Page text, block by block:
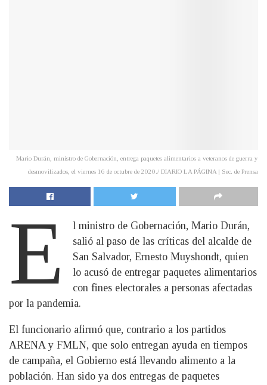
Mario Durán, ministro de Gobernación, entrega paquetes alimentarios a veteranos de guerra y
desmovilizados, el viernes 16 de octubre de 2020./ DIARIO LA PÁGINA | Sec. de Prensa
E
l ministro de Gobernación, Mario Durán,
salió al paso de las críticas del alcalde de
San Salvador, Ernesto Muyshondt, quien
lo acusó de entregar paquetes alimentarios
con fines electorales a personas afectadas
por la pandemia.
El funcionario afirmó que, contrario a los partidos
ARENA y FMLN, que solo entregan ayuda en tiempos
de campaña, el Gobierno está llevando alimento a la
población. Han sido ya dos entregas de paquetes